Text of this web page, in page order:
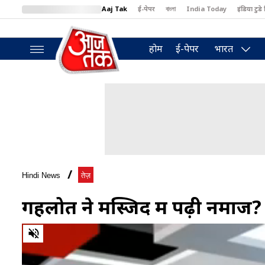
Aaj Tak ई-पेपर বাংলা India Today इंडिया टुडे
BT Bazaar
होम ई-पेपर भारत
Hindi News तेज़
गहलोत ने मस्जिद में पढ़ी
0
of
minutes,